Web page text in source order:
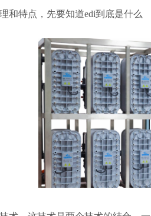
和特点，先要知道edi到底是什么